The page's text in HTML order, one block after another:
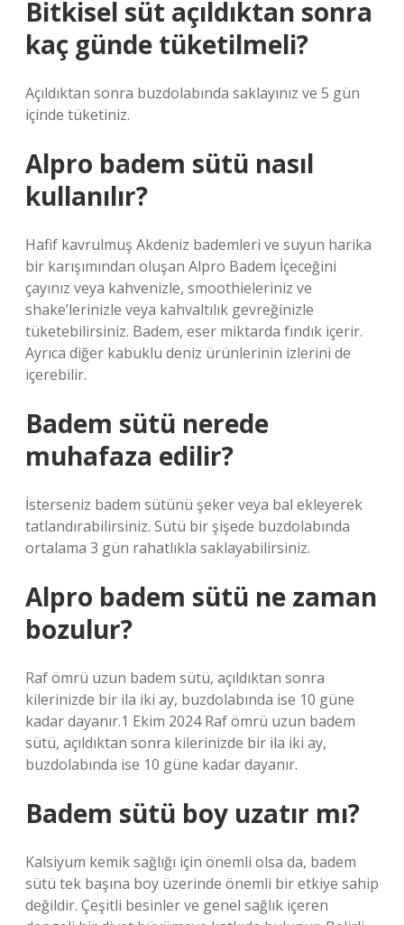
Bitkisel süt açıldıktan sonra
kaç günde tüketilmeli?
Açıldıktan sonra buzdolabında saklayınız ve 5 gün
içinde tüketiniz.
Alpro badem sütü nasıl
kullanılır?
Hafif kavrulmuş Akdeniz bademleri ve suyun harika
bir karışımından oluşan Alpro Badem İçeceğini
çayınız veya kahvenizle, smoothieleriniz ve
shake’lerinizle veya kahvaltılık gevreğinizle
tüketebilirsiniz. Badem, eser miktarda fındık içerir.
Ayrıca diğer kabuklu deniz ürünlerinin izlerini de
içerebilir.
Badem sütü nerede
muhafaza edilir?
İsterseniz badem sütünü şeker veya bal ekleyerek
tatlandırabilirsiniz. Sütü bir şişede buzdolabında
ortalama 3 gün rahatlıkla saklayabilirsiniz.
Alpro badem sütü ne zaman
bozulur?
Raf ömrü uzun badem sütü, açıldıktan sonra
kilerinizde bir ila iki ay, buzdolabında ise 10 güne
kadar dayanır.1 Ekim 2024 Raf ömrü uzun badem
sütü, açıldıktan sonra kilerinizde bir ila iki ay,
buzdolabında ise 10 güne kadar dayanır.
Badem sütü boy uzatır mı?
Kalsiyum kemik sağlığı için önemli olsa da, badem
sütü tek başına boy üzerinde önemli bir etkiye sahip
değildir. Çeşitli besinler ve genel sağlık içeren